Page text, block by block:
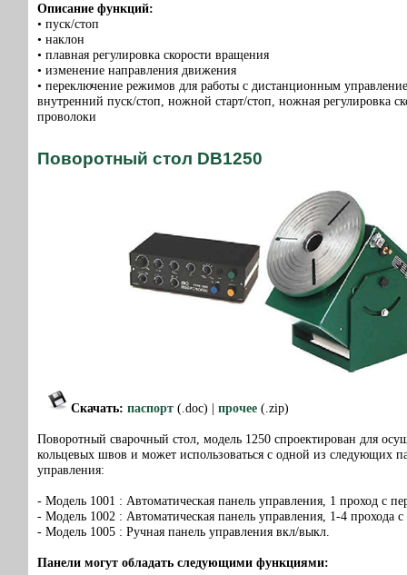
Описание функций:
• пуск/стоп
• наклон
• плавная регулировка скорости вращения
• изменение направления движения
• переключение режимов для работы с дистанционным
внутренний пуск/стоп, ножной старт/стоп, ножная регулировка
проволоки
Поворотный стол DB1250
Скачать: паспорт(.doc) | прочее(.zip)
Поворотный сварочный стол, модель 1250 спроектирован для
кольцевых швов и может использоваться с одной из следующих
управления:
- Модель 1001 : Автоматическая панель управления, 1 проход с
- Модель 1002 : Автоматическая панель управления, 1-4 прохода
- Модель 1005 : Ручная панель управления вкл/выкл.
Панели могут обладать следующими функциями: